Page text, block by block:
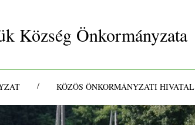
Község Önkormányzata
/ KÖZÖS ÖNKORMÁNYZATI HIVATAL